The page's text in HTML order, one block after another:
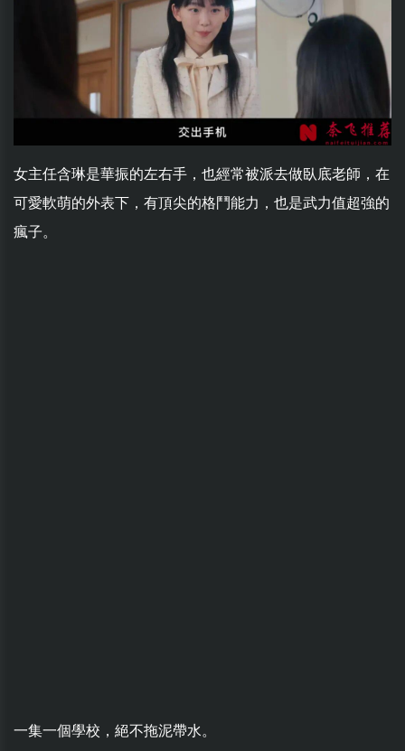
女主任含琳是華振的左右手，也經常被派去做臥底老師，在
可愛軟萌的外表下，有頂尖的格鬥能力，也是武力值超強的
瘋子。
一集一個學校，絕不拖泥帶水。